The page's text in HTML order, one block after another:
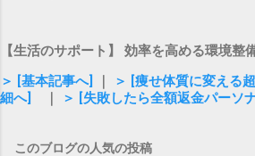
【生活のサポート】 効率を高める環境整
＞ [基本記事へ]
＞ [痩せ体質に変える
細へ]
＞ [失敗したら全額返金パーソ
このブログの人気の投稿